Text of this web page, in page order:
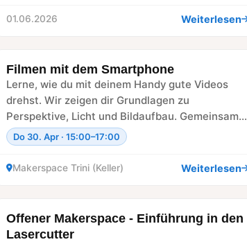
01.06.2026 Weiterlesen
WORKSHOP
Filmen mit dem Smartphone
Lerne, wie du mit deinem Handy gute Videos
drehst. Wir zeigen dir Grundlagen zu
Perspektive, Licht und Bildaufbau. Gemeinsam
probieren wir aus,…
Do 30. Apr · 15:00–17:00
Makerspace Trini (Keller) Weiterlesen
WORKSHOP
Offener Makerspace - Einführung in den
Lasercutter